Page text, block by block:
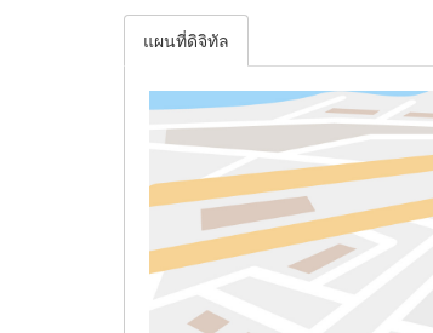
แผนที่ดิจิทัล